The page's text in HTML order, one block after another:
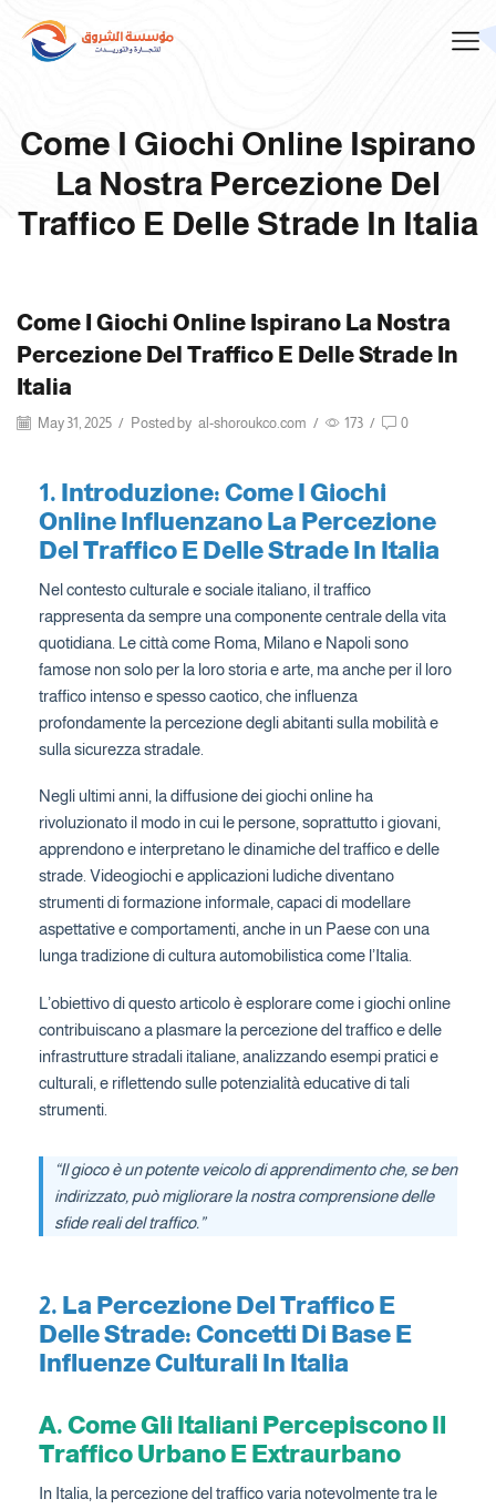
Come I Giochi Online Ispirano
La Nostra Percezione Del
Traffico E Delle Strade In Italia
Come I Giochi Online Ispirano La Nostra
Percezione Del Traffico E Delle Strade In
Italia
May 31, 2025 / Posted by al-shoroukco.com / 173 / 0
1. Introduzione: Come I Giochi
Online Influenzano La Percezione
Del Traffico E Delle Strade In Italia
Nel contesto culturale e sociale italiano, il traffico
rappresenta da sempre una componente centrale della vita
quotidiana. Le città come Roma, Milano e Napoli sono
famose non solo per la loro storia e arte, ma anche per il loro
traffico intenso e spesso caotico, che influenza
profondamente la percezione degli abitanti sulla mobilità e
sulla sicurezza stradale.
Negli ultimi anni, la diffusione dei giochi online ha
rivoluzionato il modo in cui le persone, soprattutto i giovani,
apprendono e interpretano le dinamiche del traffico e delle
strade. Videogiochi e applicazioni ludiche diventano
strumenti di formazione informale, capaci di modellare
aspettative e comportamenti, anche in un Paese con una
lunga tradizione di cultura automobilistica come l’Italia.
L’obiettivo di questo articolo è esplorare come i giochi online
contribuiscano a plasmare la percezione del traffico e delle
infrastrutture stradali italiane, analizzando esempi pratici e
culturali, e riflettendo sulle potenzialità educative di tali
strumenti.
“Il gioco è un potente veicolo di apprendimento che, se ben
indirizzato, può migliorare la nostra comprensione delle
sfide reali del traffico.”
2. La Percezione Del Traffico E
Delle Strade: Concetti Di Base E
Influenze Culturali In Italia
A. Come Gli Italiani Percepiscono Il
Traffico Urbano E Extraurbano
In Italia, la percezione del traffico varia notevolmente tra le